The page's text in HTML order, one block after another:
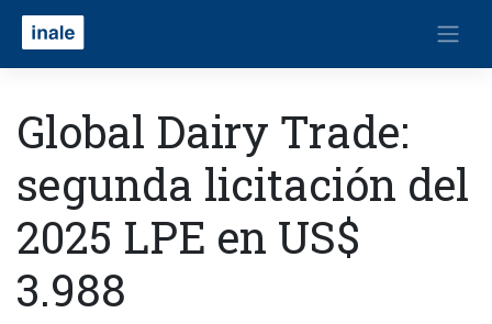
Global Dairy Trade:
segunda licitación del
2025 LPE en US$
3.988